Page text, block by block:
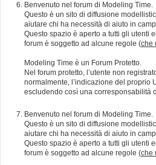
Benvenuto nel forum di Modeling Time.
Questo è un sito di diffusione
aiutare chi ha necessità di aiuto in
Questo spazio è aperto a tutti gli utenti
forum è soggetto ad alcune regole (che
Modeling Time è un Forum Protetto.
Nel forum protetto, l’utente non
normalmente, l’indicazione del proprio
escludendo così una corresponsabilità
Benvenuto nel forum di Modeling Time.
Questo è un sito di diffusione
aiutare chi ha necessità di aiuto in
Questo spazio è aperto a tutti gli utenti
forum è soggetto ad alcune regole (che